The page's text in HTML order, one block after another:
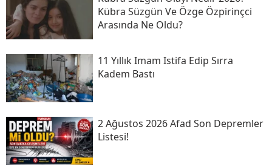
Kübra Süzgün Ve Özge Özpirinçci
Arasında Ne Oldu?
11 Yıllık Imam Istifa Edip Sırra
Kadem Bastı
2 Ağustos 2026 Afad Son Depremler
Listesi!